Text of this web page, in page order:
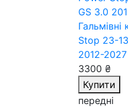
Stop 23-
2012-2027
3300 ₴
Купити
передні